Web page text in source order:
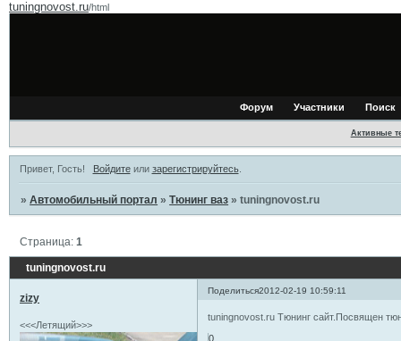
tuningnovost.ru/html
Форум Участники Поиск
Активные
Привет, Гость! Войдитеили зарегистрируйтесь.
»Автомобильный портал »Тюнинг ваз »tuningnovost.ru
tuningnovost.ru
Страница:1
Поделиться2012-02-19 10:59:11
zizy
<<<Летящий>>>
tuningnovost.ru Тюнинг сайт.Посвящен
0